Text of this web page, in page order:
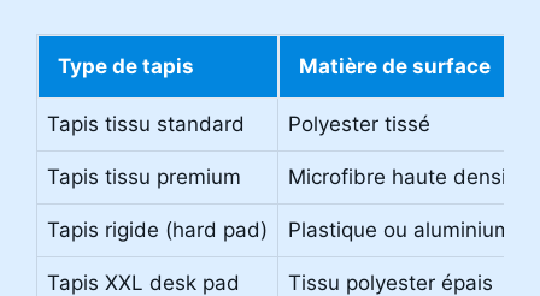
Type de tapis Matière de surface
Tapis tissu standard Polyester tissé
Tapis tissu premium Microfibre haute densité
Tapis rigide (hard pad) Plastique ou aluminium
Tapis XXL desk pad Tissu polyester épais